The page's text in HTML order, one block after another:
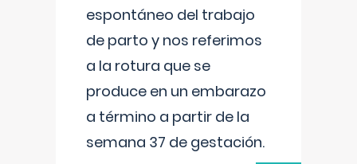
espontáneo del trabajo
de parto y nos referimos
a la rotura que se
produce en un embarazo
a término a partir de la
semana 37 de gestación.